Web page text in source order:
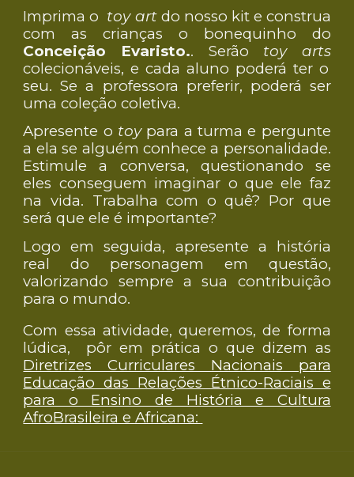
Imprima o toy artdo nosso kit e construa
com as crianças o bonequinho do
Conceição Evaristo.. Serão toy arts
colecionáveis, e cada aluno poderá ter o
seu. Se a professora preferir, poderá ser
uma coleção coletiva.
Apresente o toypara a turma e pergunte
a ela se alguém conhece a personalidade.
Estimule a conversa, questionando se
eles conseguem imaginar o que ele faz
na vida. Trabalha com o quê? Por que
será que ele é importante?
Logo em seguida, apresente a história
real do personagem em questão,
valorizando sempre a sua contribuição
para o mundo.
Com essa atividade, queremos, de forma
lúdica, pôr em prática o que dizem as
Diretrizes Curriculares Nacionais para
Educação das Relações Étnico-Raciais e
para o Ensino de História e Cultura
AfroBrasileira e Africana: